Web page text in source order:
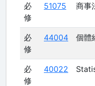
必
修
51075 商事
必
修
44004 個體
必
修
40022